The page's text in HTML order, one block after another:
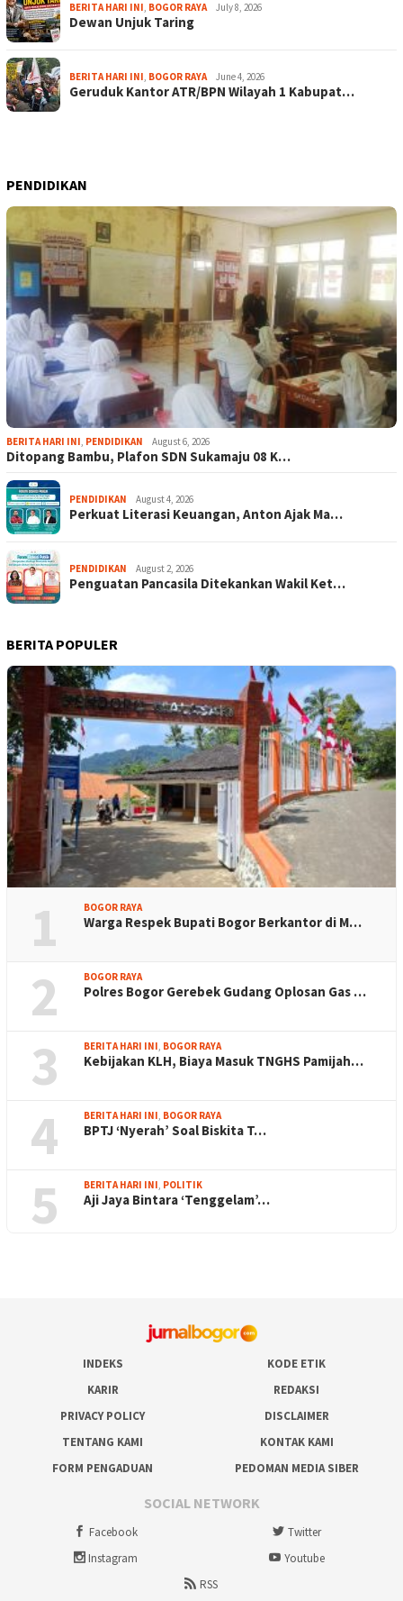
BERITA HARI INI, BOGOR RAYA July 8, 2026
Dewan Unjuk Taring
BERITA HARI INI, BOGOR RAYA June 4, 2026
Geruduk Kantor ATR/BPN Wilayah 1 Kabupat…
PENDIDIKAN
BERITA HARI INI, PENDIDIKAN August 6, 2026
Ditopang Bambu, Plafon SDN Sukamaju 08 K…
PENDIDIKAN August 4, 2026
Perkuat Literasi Keuangan, Anton Ajak Ma…
PENDIDIKAN August 2, 2026
Penguatan Pancasila Ditekankan Wakil Ket…
BERITA POPULER
1 BOGOR RAYA
Warga Respek Bupati Bogor Berkantor di M…
2 BOGOR RAYA
Polres Bogor Gerebek Gudang Oplosan Gas …
3 BERITA HARI INI, BOGOR RAYA
Kebijakan KLH, Biaya Masuk TNGHS Pamijah…
4 BERITA HARI INI, BOGOR RAYA
BPTJ ‘Nyerah’ Soal Biskita T…
5 BERITA HARI INI, POLITIK
Aji Jaya Bintara ‘Tenggelam’…
INDEKS
KODE ETIK
KARIR
REDAKSI
PRIVACY POLICY
DISCLAIMER
TENTANG KAMI
KONTAK KAMI
FORM PENGADUAN
PEDOMAN MEDIA SIBER
SOCIAL NETWORK
Facebook
Twitter
Instagram
Youtube
RSS